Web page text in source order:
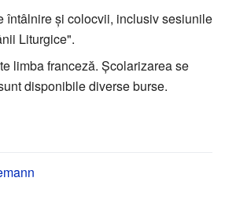
întâlnire și colocvii, inclusiv sesiunile
Liturgice".
limba franceză. Școlarizarea se
disponibile diverse burse.